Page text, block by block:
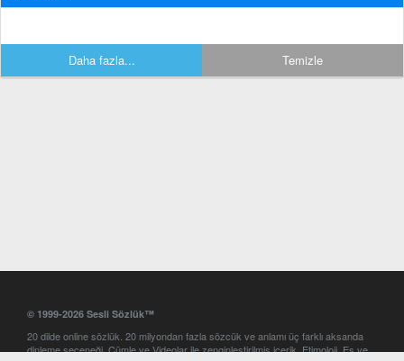
Daha fazla... Temizle
© 1999-2026 Sesli Sözlük™
20 dilde online sözlük. 20 milyondan fazla sözcük ve anlamı üç farklı aksanda
dinleme seçeneği. Cümle ve Videolar ile zenginleştirilmiş içerik. Etimoloji, Eş ve